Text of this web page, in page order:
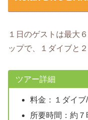
１日のゲストは最大
ップで、１ダイブと
ツアー詳細
料金：１ダイブ
所要時間：約７